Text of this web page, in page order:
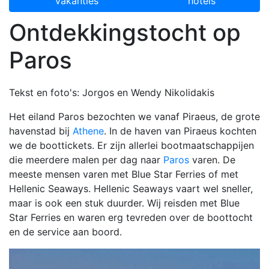
Ontdekkingstocht op
Paros
Tekst en foto's: Jorgos en Wendy Nikolidakis
Het eiland Paros bezochten we vanaf Piraeus, de grote
havenstad bij Athene. In de haven van Piraeus kochten
we de boottickets. Er zijn allerlei bootmaatschappijen
die meerdere malen per dag naar Paros varen. De
meeste mensen varen met Blue Star Ferries of met
Hellenic Seaways. Hellenic Seaways vaart wel sneller,
maar is ook een stuk duurder. Wij reisden met Blue
Star Ferries en waren erg tevreden over de boottocht
en de service aan boord.